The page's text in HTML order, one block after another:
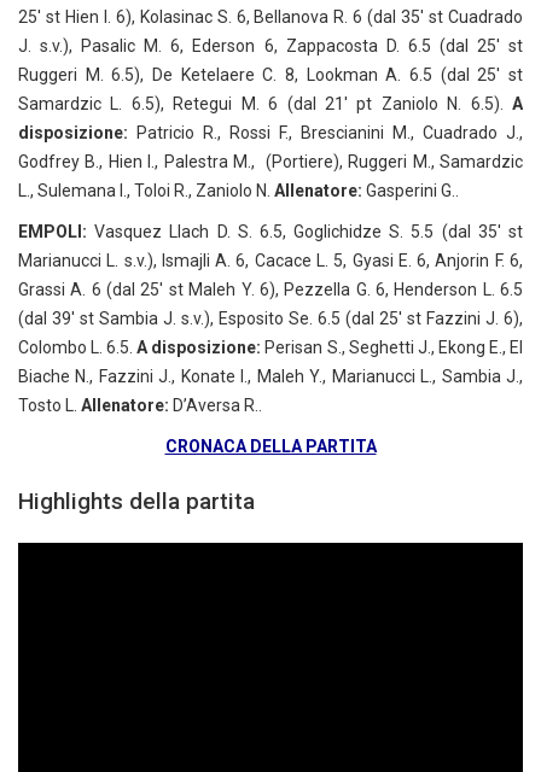
25′ st Hien I. 6), Kolasinac S. 6, Bellanova R. 6 (dal 35′ st Cuadrado
J. s.v.), Pasalic M. 6, Ederson 6, Zappacosta D. 6.5 (dal 25′ st
Ruggeri M. 6.5), De Ketelaere C. 8, Lookman A. 6.5 (dal 25′ st
Samardzic L. 6.5), Retegui M. 6 (dal 21′ pt Zaniolo N. 6.5). A
disposizione: Patricio R., Rossi F., Brescianini M., Cuadrado J.,
Godfrey B., Hien I., Palestra M., (Portiere), Ruggeri M., Samardzic
L., Sulemana I., Toloi R., Zaniolo N. Allenatore: Gasperini G..
EMPOLI: Vasquez Llach D. S. 6.5, Goglichidze S. 5.5 (dal 35′ st
Marianucci L. s.v.), Ismajli A. 6, Cacace L. 5, Gyasi E. 6, Anjorin F. 6,
Grassi A. 6 (dal 25′ st Maleh Y. 6), Pezzella G. 6, Henderson L. 6.5
(dal 39′ st Sambia J. s.v.), Esposito Se. 6.5 (dal 25′ st Fazzini J. 6),
Colombo L. 6.5.A disposizione: Perisan S., Seghetti J., Ekong E., El
Biache N., Fazzini J., Konate I., Maleh Y., Marianucci L., Sambia J.,
Tosto L. Allenatore: D’Aversa R..
CRONACA DELLA PARTITA
Highlights della partita